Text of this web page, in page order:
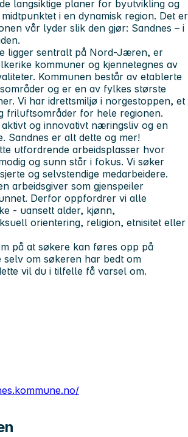
langsiktige planer for byutvikling og
i en dynamisk region. Det er
vår lyder slik den gjør: Sandnes – i
ligger sentralt på Nord-Jæren, er
kommuner og kjennetegnes av
Kommunen består av etablerte
og er en av fylkes største
Vi har idrettsmiljø i norgestoppen, et
friluftsområder for hele regionen.
og innovativt næringsliv og en
Sandnes er alt dette og mer!
utfordrende arbeidsplasser hvor
og sunn står i fokus. Vi søker
og selvstendige medarbeidere.
arbeidsgiver som gjenspeiler
Derfor oppfordrer vi alle
- uansett alder, kjønn,
orientering, religion, etnisitet eller
på at søkere kan føres opp på
om søkeren har bedt om
vil du i tilfelle få varsel om.